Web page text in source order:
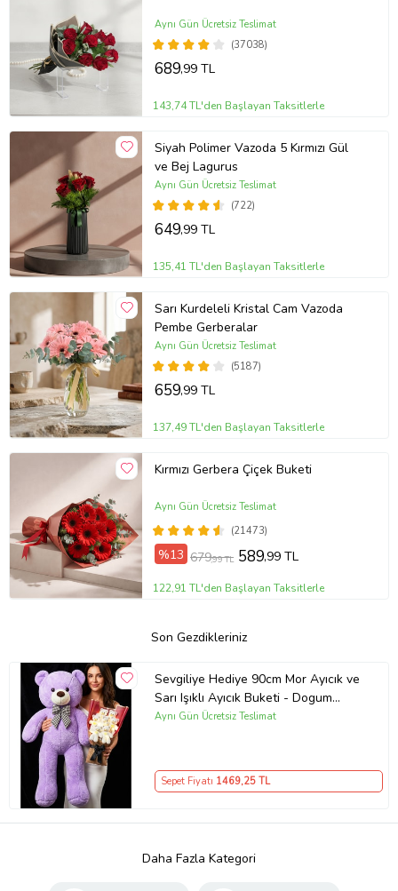
(37038)
Aynı Gün Ücretsiz Teslimat
689,99 TL
143,74 TL'den Başlayan Taksitlerle
Siyah Polimer Vazoda 5 Kırmızı Gül
ve Bej Lagurus
(722)
Aynı Gün Ücretsiz Teslimat
649,99 TL
135,41 TL'den Başlayan Taksitlerle
Sarı Kurdeleli Kristal Cam Vazoda
Pembe Gerberalar
(5187)
Aynı Gün Ücretsiz Teslimat
659,99 TL
137,49 TL'den Başlayan Taksitlerle
Kırmızı Gerbera Çiçek Buketi
(21473)
Aynı Gün Ücretsiz Teslimat
%13 679,99 TL 589,99 TL
122,91 TL'den Başlayan Taksitlerle
Son Gezdikleriniz
Sevgiliye Hediye 90cm Mor Ayıcık ve
Sarı Işıklı Ayıcık Buketi - Dogum
Gunu Hediyesi - Ogretmen Hediyesi
Aynı Gün Ücretsiz Teslimat
Sepet Fiyatı 1469,25 TL
Daha Fazla Kategori